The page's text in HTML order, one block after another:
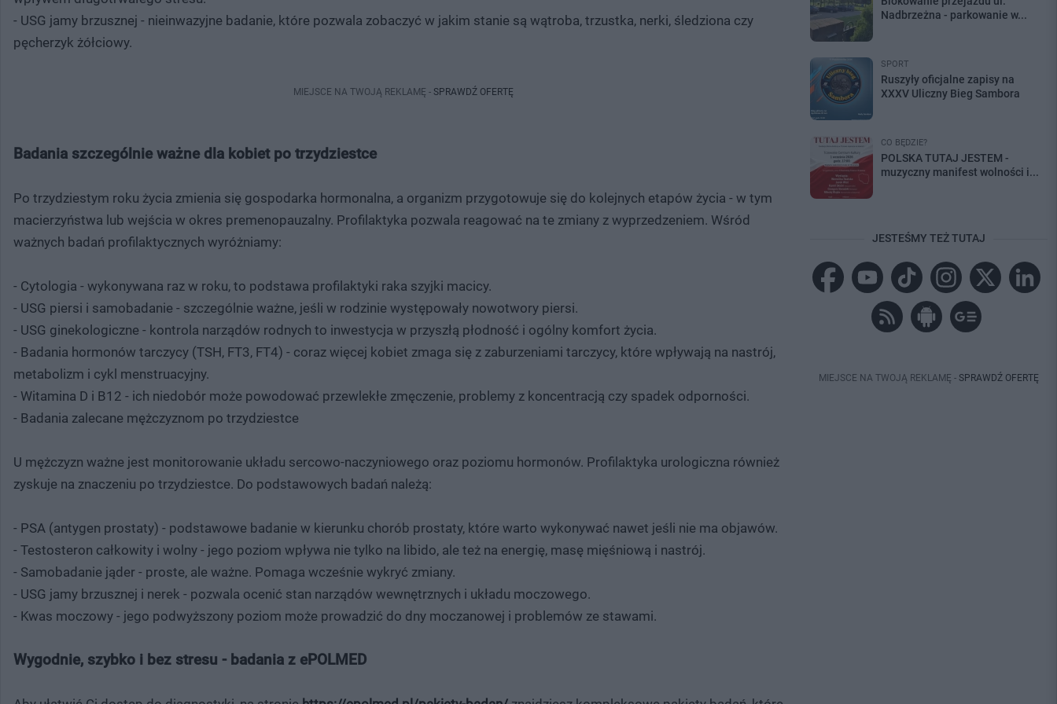
- USG jamy brzusznej - nieinwazyjne badanie, które pozwala zobaczyć w jakim stanie są wątroba, trzustka, nerki, śledziona czy
pęcherzyk żółciowy.
MIEJSCE NA TWOJĄ REKLAMĘ - SPRAWDŹ OFERTĘ
Badania szczególnie ważne dla kobiet po trzydziestce
Po trzydziestym roku życia zmienia się gospodarka hormonalna, a organizm przygotowuje się do kolejnych etapów życia - w tym
macierzyństwa lub wejścia w okres premenopauzalny. Profilaktyka pozwala reagować na te zmiany z wyprzedzeniem. Wśród
ważnych badań profilaktycznych wyróżniamy:
- Cytologia - wykonywana raz w roku, to podstawa profilaktyki raka szyjki macicy.
- USG piersi i samobadanie - szczególnie ważne, jeśli w rodzinie występowały nowotwory piersi.
- USG ginekologiczne - kontrola narządów rodnych to inwestycja w przyszłą płodność i ogólny komfort życia.
- Badania hormonów tarczycy (TSH, FT3, FT4) - coraz więcej kobiet zmaga się z zaburzeniami tarczycy, które wpływają na nastrój,
metabolizm i cykl menstruacyjny.
- Witamina D i B12 - ich niedobór może powodować przewlekłe zmęczenie, problemy z koncentracją czy spadek odporności.
- Badania zalecane mężczyznom po trzydziestce
U mężczyzn ważne jest monitorowanie układu sercowo-naczyniowego oraz poziomu hormonów. Profilaktyka urologiczna również
zyskuje na znaczeniu po trzydziestce. Do podstawowych badań należą:
- PSA (antygen prostaty) - podstawowe badanie w kierunku chorób prostaty, które warto wykonywać nawet jeśli nie ma objawów.
- Testosteron całkowity i wolny - jego poziom wpływa nie tylko na libido, ale też na energię, masę mięśniową i nastrój.
- Samobadanie jąder - proste, ale ważne. Pomaga wcześnie wykryć zmiany.
- USG jamy brzusznej i nerek - pozwala ocenić stan narządów wewnętrznych i układu moczowego.
- Kwas moczowy - jego podwyższony poziom może prowadzić do dny moczanowej i problemów ze stawami.
Wygodnie, szybko i bez stresu - badania z ePOLMED
Nadbrzeżna - parkowanie w...
SPORT
Ruszyły oficjalne zapisy na
XXXV Uliczny Bieg Sambora
CO BĘDZIE?
POLSKA TUTAJ JESTEM -
muzyczny manifest wolności i...
JESTEŚMY TEŻ TUTAJ
MIEJSCE NA TWOJĄ REKLAMĘ - SPRAWDŹ OFERTĘ